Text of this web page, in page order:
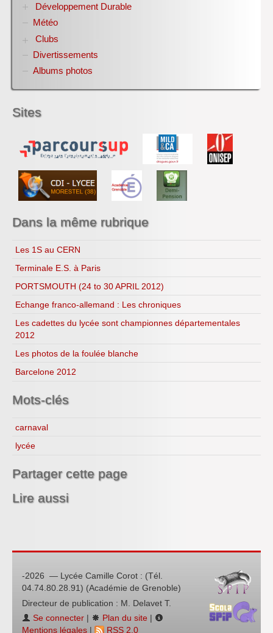
H.L.P.
Développement Durable
Biodiversité
Club bien-être et biodiversité ANNEE DE LA
Conférences organisées par référent culture ROCA
Alain
Copenhague 2009
Recettes...
Ressources
Météo
Clubs
Club ZETETIQUE
Divertissements
Albums photos
Sites
Dans la même rubrique
Les 1S au CERN
Terminale E.S. à Paris
PORTSMOUTH (24 to 30 APRIL 2012)
Echange franco-allemand : Les chroniques
Les cadettes du lycée sont championnes départementales
2012
Les photos de la foulée blanche
Barcelone 2012
Mots-clés
carnaval
lycée
Partager cette page
Lire aussi
-2026 — Lycée Camille Corot : (Tél.
04.74.80.28.91) (Académie de Grenoble)
Directeur de publication : M. Delavet T.
Se connecter | Plan du site |
Mentions légales | RSS 2.0